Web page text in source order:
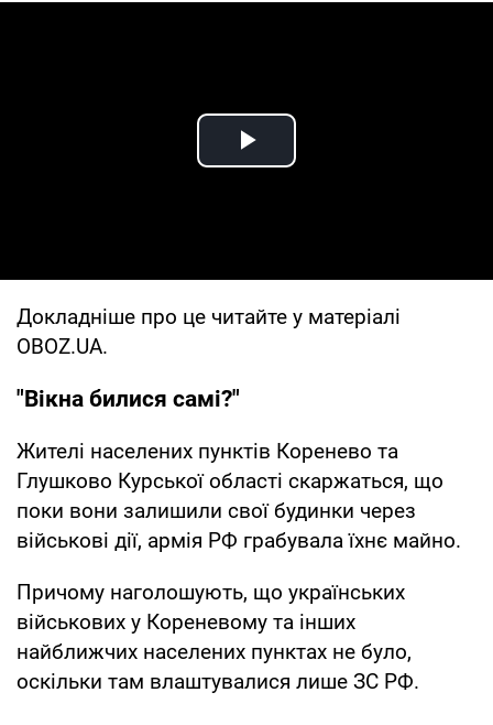
Play Video
Докладніше про це читайте у матеріалі
OBOZ.UA.
"Вікна билися самі?"
Жителі населених пунктів Коренево та
Глушково Курської області скаржаться, що
поки вони залишили свої будинки через
військові дії, армія РФ грабувала їхнє майно.
Причому наголошують, що українських
військових у Кореневому та інших
найближчих населених пунктах не було,
оскільки там влаштувалися лише ЗС РФ.